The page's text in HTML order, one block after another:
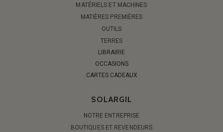
MATÉRIELS ET MACHINES
MATIÈRES PREMIÈRES
OUTILS
TERRES
LIBRAIRIE
OCCASIONS
CARTES CADEAUX
SOLARGIL
NOTRE ENTREPRISE
BOUTIQUES ET REVENDEURS